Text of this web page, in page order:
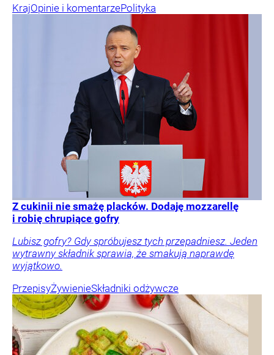
KrajOpinie i komentarzePolityka
Z cukinii nie smażę placków. Dodaję mozzarellę
i robię chrupiące gofry
Lubisz gofry? Gdy spróbujesz tych przepadniesz. Jeden
wytrawny składnik sprawia, że smakują naprawdę
wyjątkowo.
PrzepisyŻywienieSkładniki odżywcze